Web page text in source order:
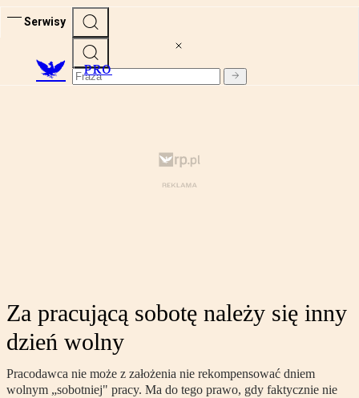
Serwisy
PRO
Za pracującą sobotę należy się inny
dzień wolny
Pracodawca nie może z założenia nie rekompensować dniem
wolnym „sobotniej" pracy. Ma do tego prawo, gdy faktycznie nie